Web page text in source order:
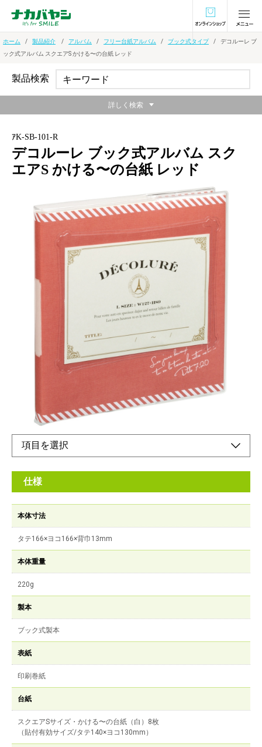
オンラインショ
ホーム 製品紹介 アルバム フリー台紙アルバム ブック式タイプ
デコルーレ ブ
ック式アルバム スクエアS かける〜の台紙 レッド
ｱK-SB-101-R
デコルーレ ブック式アルバム スク
エアS かける〜の台紙 レッド
お気に入りの写真を入れられるポケット付きで持
ち運びにも便利なスクエアサイズ
かける〜の台紙とは、ライト台紙よりも筆記具で書きやすく、ペ
ンやマーカーに加え、色鉛筆などもお使いいただける台紙です。
オンラインショップ
仕様
本体寸法
タテ166×ヨコ166×背巾13mm
本体重量
220g
製本
ブック式製本
表紙
印刷巻紙
台紙
スクエアSサイズ・かける〜の台紙（白）8枚
（貼付有効サイズ/タテ140×ヨコ130mm）
製品検索
詳しく検索